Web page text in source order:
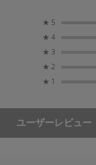
★ 5
★ 4
★ 3
★ 2
★ 1
ユーザーレビュー